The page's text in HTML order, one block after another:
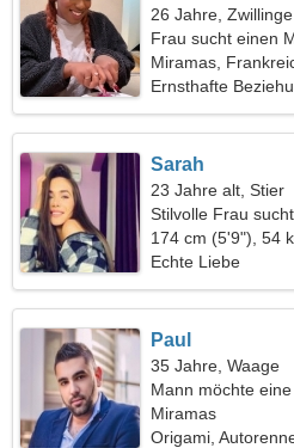
26 Jahre, Zwillinge
Frau sucht einen
Miramas,
Ernsthafte
Sarah
23 Jahre alt, Stier
Stilvolle Frau
174 cm (5'9"), 54
Echte Liebe
Paul
35 Jahre, Waage
Mann möchte
Miramas
Origami,